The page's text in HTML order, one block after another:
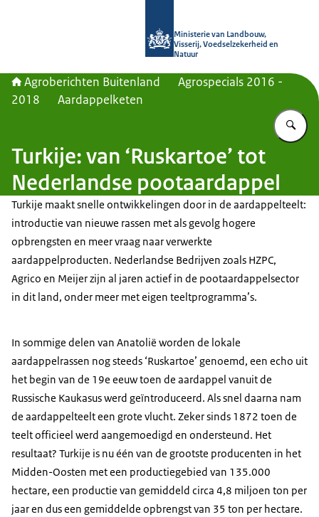
Ministerie van Landbouw,
Visserij, Voedselzekerheid en
Natuur
Agroberichten Buitenland
Agrospecials 2016 -
2018
Aardappelketen
Turkije: van ‘Ruskartoe’ tot
Nederlandse pootaardappel
Turkije maakt snelle ontwikkelingen door in de aardappelteelt:
introductie van nieuwe rassen met als gevolg hogere
opbrengsten en meer vraag naar verwerkte
aardappelproducten. Nederlandse Bedrijven zoals HZPC,
Agrico en Meijer zijn al jaren actief in de pootaardappelsector
in dit land, onder meer met eigen teeltprogramma’s.
In sommige delen van Anatolië worden de lokale
aardappelrassen nog steeds ‘Ruskartoe’ genoemd, een echo uit
het begin van de 19e eeuw toen de aardappel vanuit de
Russische Kaukasus werd geïntroduceerd. Als snel daarna nam
de aardappelteelt een grote vlucht. Zeker sinds 1872 toen de
teelt officieel werd aangemoedigd en ondersteund. Het
resultaat? Turkije is nu één van de grootste producenten in het
Midden-Oosten met een productiegebied van 135.000
hectare, een productie van gemiddeld circa 4,8 miljoen ton per
jaar en dus een gemiddelde opbrengst van 35 ton per hectare.